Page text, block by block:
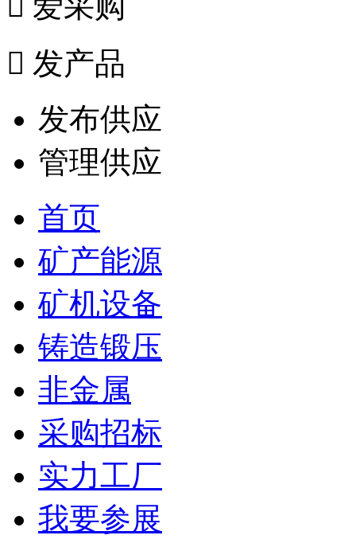
 发产品
发布供应
管理供应
首页
矿产能源
矿机设备
铸造锻压
非金属
采购招标
实力工厂
我要参展